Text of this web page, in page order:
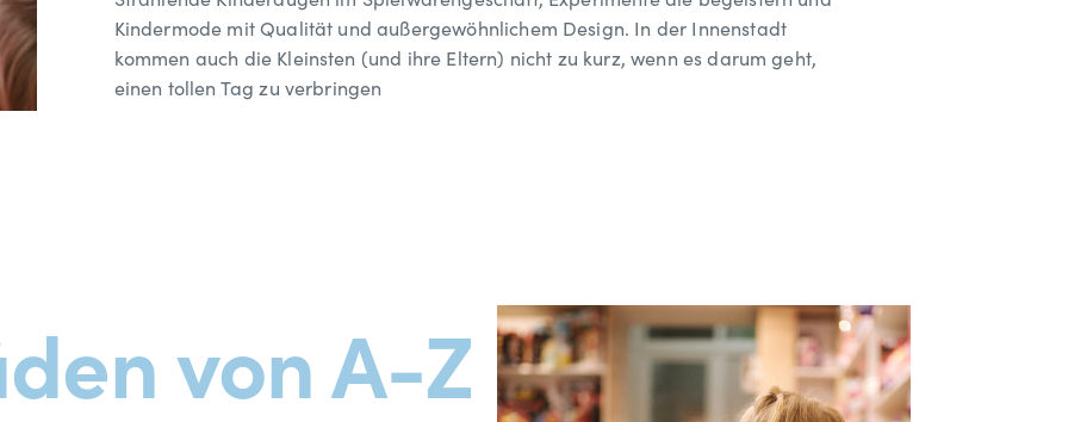
Kindermode mit Qualität und außergewöhnlichem Design. In der Innenstadt
kommen auch die Kleinsten (und ihre Eltern) nicht zu kurz, wenn es darum geht,
einen tollen Tag zu verbringen
von A-Z